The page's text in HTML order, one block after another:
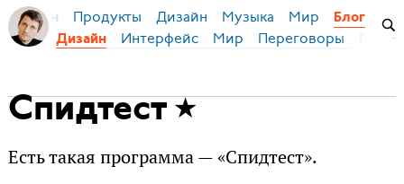
Бирман Продукты Дизайн Музыка Мир
Блог
Дизайн
Интерфейс Мир Переговоры
Спидтест
Есть такая программа — «Спидтест».